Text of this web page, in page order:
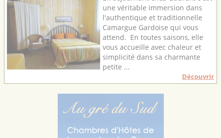
une véritable immersion dans
l'authentique et traditionnelle
Camargue Gardoise qui vous
attend. En toutes saisons, elle
vous accueille avec chaleur et
simplicité dans sa charmante
petite ...
Découvrir